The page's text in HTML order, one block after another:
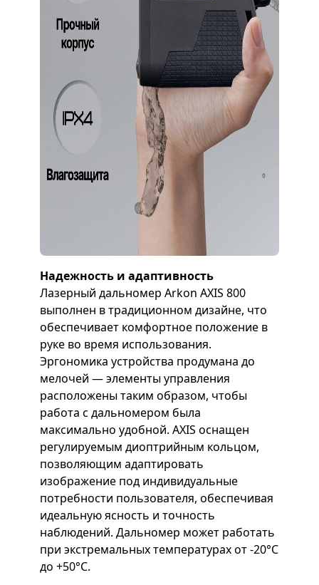
Надежность и адаптивность
Лазерный дальномер Arkon AXIS 800
выполнен в традиционном дизайне, что
обеспечивает комфортное положение в
руке во время использования.
Эргономика устройства продумана до
мелочей — элементы управления
расположены таким образом, чтобы
работа с дальномером была
максимально удобной. AXIS оснащен
регулируемым диоптрийным кольцом,
позволяющим адаптировать
изображение под индивидуальные
потребности пользователя, обеспечивая
идеальную ясность и точность
наблюдений. Дальномер может работать
при экстремальных температурах от -20°C
до +50°C.